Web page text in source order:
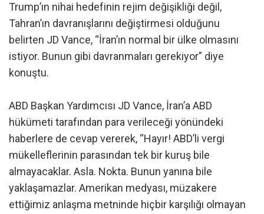
Trump’ın nihai hedefinin rejim değişikliği değil,
Tahran’ın davranışlarını değiştirmesi olduğunu
belirten JD Vance, “İran’ın normal bir ülke olmasını
istiyor. Bunun gibi davranmaları gerekiyor” diye
konuştu.
ABD Başkan Yardımcısı JD Vance, İran’a ABD
hükümeti tarafından para verileceği yönündeki
haberlere de cevap vererek, “Hayır! ABD’li vergi
mükelleflerinin parasından tek bir kuruş bile
almayacaklar. Asla. Nokta. Bunun yanına bile
yaklaşamazlar. Amerikan medyası, müzakere
ettiğimiz anlaşma metninde hiçbir karşılığı olmayan